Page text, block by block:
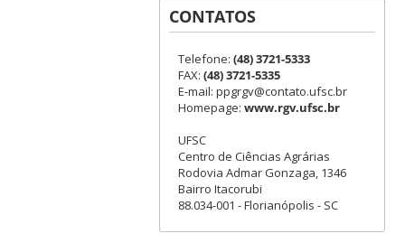
CONTATOS
Telefone: (48) 3721-5333
FAX: (48) 3721-5335
E-mail: ppgrgv@contato.ufsc.br
Homepage: www.rgv.ufsc.br
UFSC
Centro de Ciências Agrárias
Rodovia Admar Gonzaga, 1346
Bairro Itacorubi
88.034-001 - Florianópolis - SC